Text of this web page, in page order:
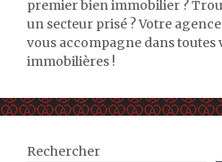
premier bien immobilier ?
un secteur prisé ? Votre
vous accompagne dans toutes
immobilières !
Rechercher